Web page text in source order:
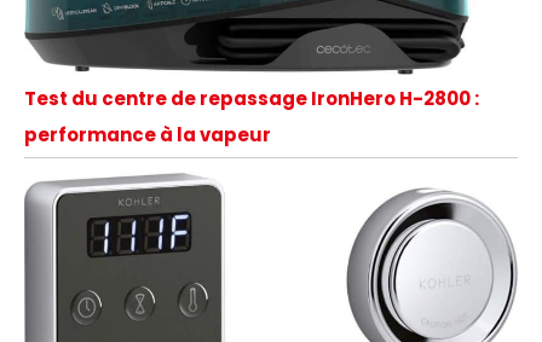
Test du centre de repassage IronHero H-2800 :
performance à la vapeur